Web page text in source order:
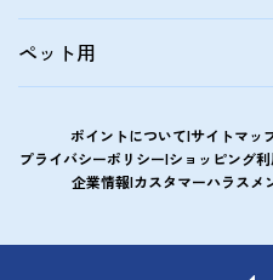
ペット用
ポイントについて サイトマッ
プライバシーポリシー ショッピング
企業情報カスタマーハラスメ